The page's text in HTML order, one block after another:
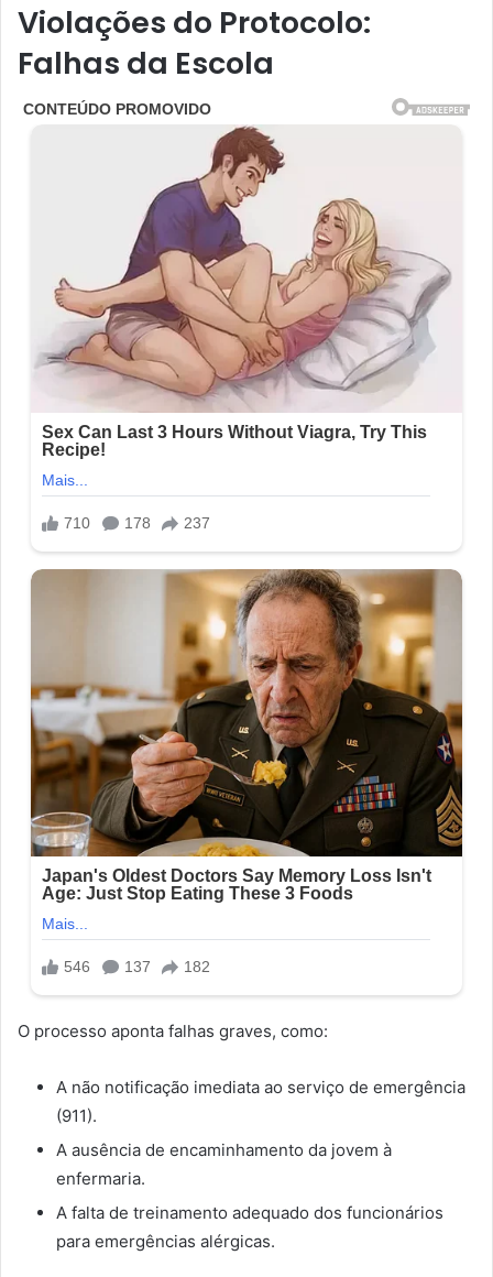
Violações do Protocolo:
Falhas da Escola
O processo aponta falhas graves, como:
A não notificação imediata ao serviço de emergência
(911).
A ausência de encaminhamento da jovem à
enfermaria.
A falta de treinamento adequado dos funcionários
para emergências alérgicas.